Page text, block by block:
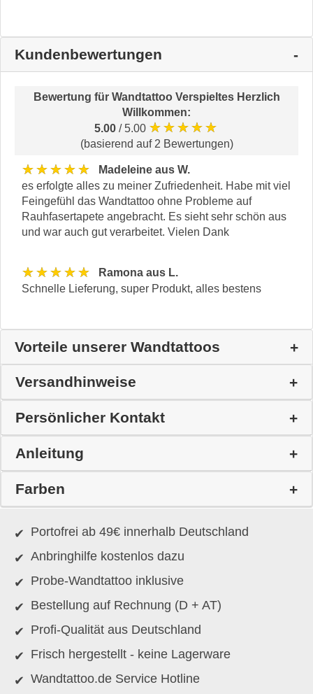
Kundenbewertungen
Bewertung für Wandtattoo Verspieltes Herzlich
Willkommen:
5.00 / 5.00 ★★★★★
(basierend auf 2 Bewertungen)
★★★★★
Madeleine aus W.
es erfolgte alles zu meiner Zufriedenheit. Habe mit viel
Feingefühl das Wandtattoo ohne Probleme auf
Rauhfasertapete angebracht. Es sieht sehr schön aus
und war auch gut verarbeitet. Vielen Dank
★★★★★
Ramona aus L.
Schnelle Lieferung, super Produkt, alles bestens
Vorteile unserer Wandtattoos
Versandhinweise
Persönlicher Kontakt
Anleitung
Farben
Portofrei ab 49€ innerhalb Deutschland
Anbringhilfe kostenlos dazu
Probe-Wandtattoo inklusive
Bestellung auf Rechnung (D + AT)
Profi-Qualität aus Deutschland
Frisch hergestellt - keine Lagerware
Wandtattoo.de Service Hotline